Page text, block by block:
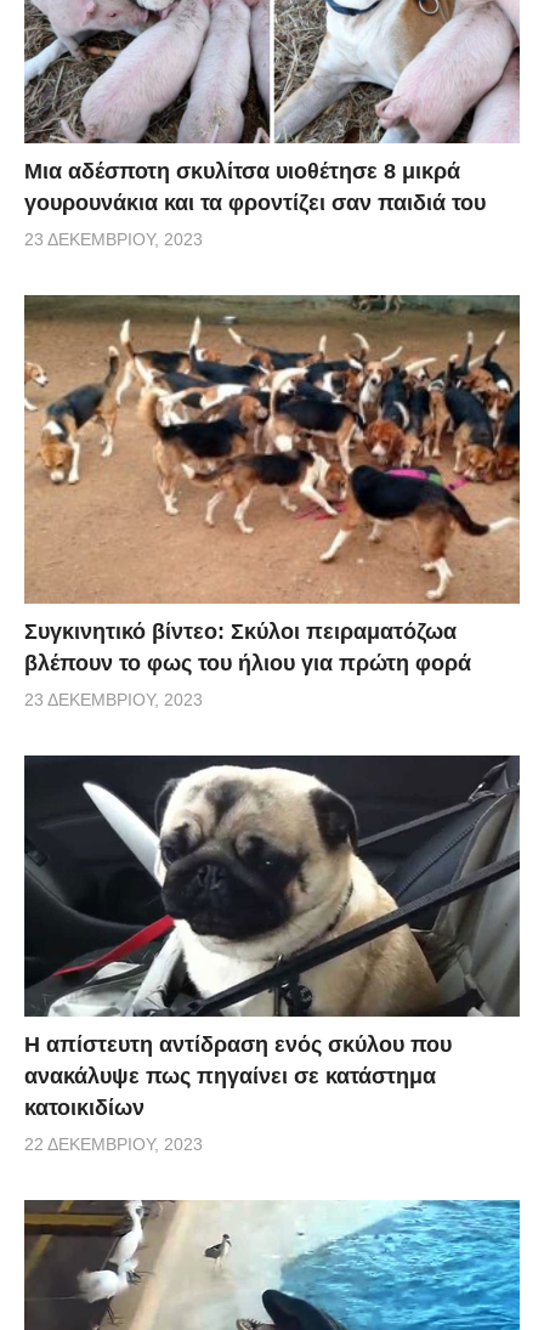
Μια αδέσποτη σκυλίτσα υιοθέτησε 8 μικρά
γουρουνάκια και τα φροντίζει σαν παιδιά του
23 ΔΕΚΕΜΒΡΊΟΥ, 2023
Συγκινητικό βίντεο: Σκύλοι πειραματόζωα
βλέπουν το φως του ήλιου για πρώτη φορά
23 ΔΕΚΕΜΒΡΊΟΥ, 2023
Η απίστευτη αντίδραση ενός σκύλου που
ανακάλυψε πως πηγαίνει σε κατάστημα
κατοικιδίων
22 ΔΕΚΕΜΒΡΊΟΥ, 2023